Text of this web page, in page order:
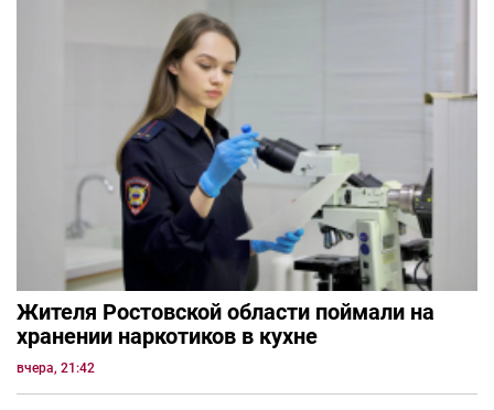
Жителя Ростовской области поймали на
хранении наркотиков в кухне
вчера, 21:42